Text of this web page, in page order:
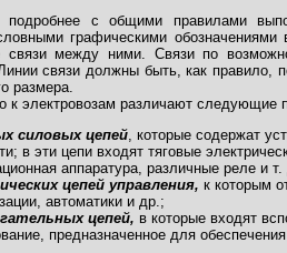
подробнее с общими правилами
графическими обозначениями
связи между ними. Связи по
связи должны быть, как правило,
размера.
к электровозам различают следующие
силовых цепей, которые содержат
в эти цепи входят тяговые
аппаратура, различные реле и т.
цепей управления, к которым
автоматики и др.;
цепей, в которые входят
предназначенное для